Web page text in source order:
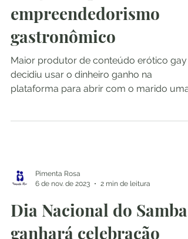
OnlyFans para o
empreendedorismo
gastronômico
Maior produtor de conteúdo erótico gay
decidiu usar o dinheiro ganho na
loja de coxinhas, com...
6 de nov. de 2023
2 min de leitura
Dia Nacional do Samba